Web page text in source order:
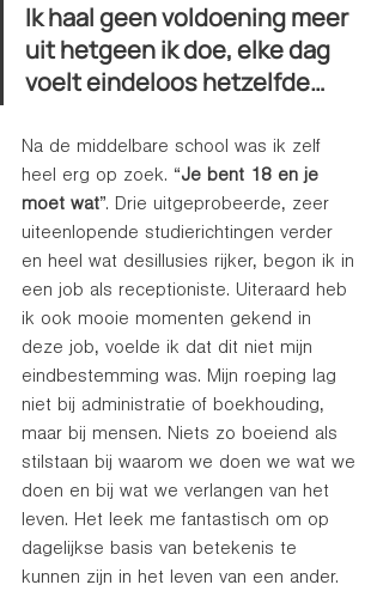
Ik haal geen voldoening meer
uit hetgeen ik doe, elke dag
voelt eindeloos hetzelfde…
Na de middelbare school was ik zelf
heel erg op zoek. “Je bent 18 en je
moet wat”. Drie uitgeprobeerde, zeer
uiteenlopende studierichtingen verder
en heel wat desillusies rijker, begon ik in
een job als receptioniste. Uiteraard heb
ik ook mooie momenten gekend in
deze job, voelde ik dat dit niet mijn
eindbestemming was. Mijn roeping lag
niet bij administratie of boekhouding,
maar bij mensen. Niets zo boeiend als
stilstaan bij waarom we doen we wat we
doen en bij wat we verlangen van het
leven. Het leek me fantastisch om op
dagelijkse basis van betekenis te
kunnen zijn in het leven van een ander.